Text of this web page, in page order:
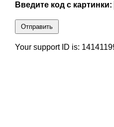
Введите код с картинки:
Отправить
Your support ID is: